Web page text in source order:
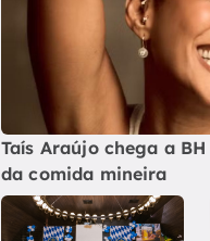
Taís Araújo chega a
da comida mineira